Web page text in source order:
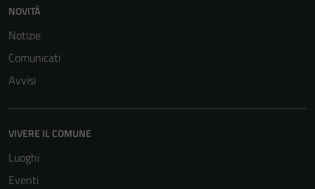
NOVITÀ
Notizie
Comunicati
Avvisi
VIVERE IL COMUNE
Luoghi
Eventi